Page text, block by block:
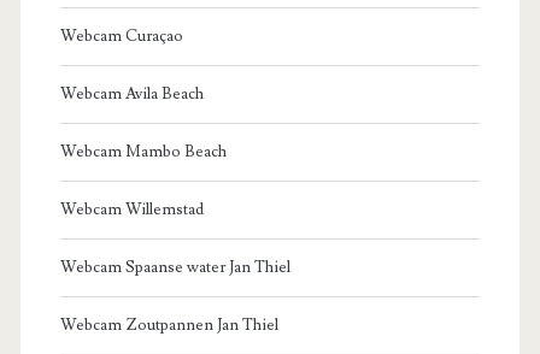
Webcam Curaçao
Webcam Avila Beach
Webcam Mambo Beach
Webcam Willemstad
Webcam Spaanse water Jan Thiel
Webcam Zoutpannen Jan Thiel